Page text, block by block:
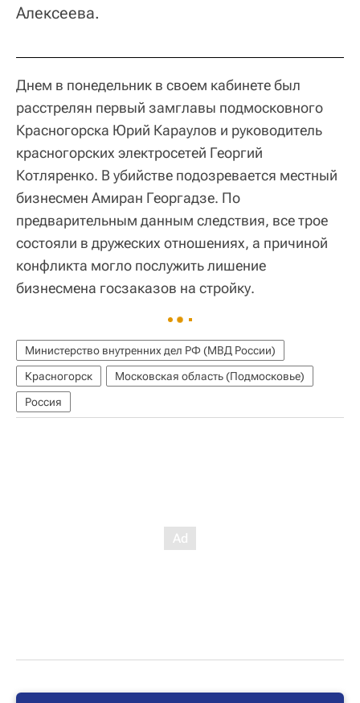
Алексеева.
Днем в понедельник в своем кабинете был
расстрелян первый замглавы подмосковного
Красногорска Юрий Караулов и руководитель
красногорских электросетей Георгий
Котляренко. В убийстве подозревается местный
бизнесмен Амиран Георгадзе. По
предварительным данным следствия, все трое
состояли в дружеских отношениях, а причиной
конфликта могло послужить лишение
бизнесмена госзаказов на стройку.
Министерство внутренних дел РФ (МВД России)
Красногорск
Московская область (Подмосковье)
Россия